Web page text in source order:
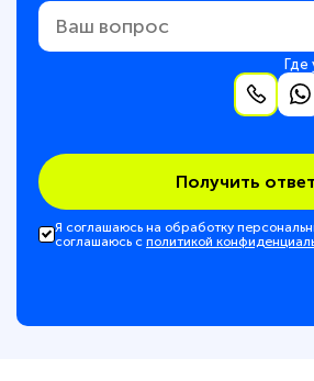
Получить ответ
Я соглашаюсь на обработку
соглашаюсь с политикой